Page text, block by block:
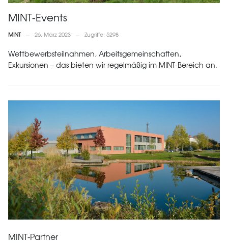
MINT-Events
MINT 26. März 2023 Zugriffe: 5298
Wettbewerbsteilnahmen, Arbeitsgemeinschaften,
Exkursionen – das bieten wir regelmäßig im MINT-Bereich an.
MINT-Partner